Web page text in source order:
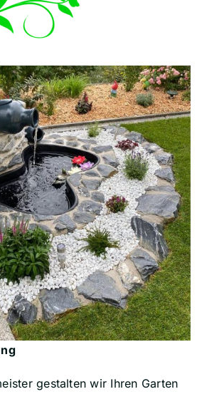
gestalten wir Ihren Garten